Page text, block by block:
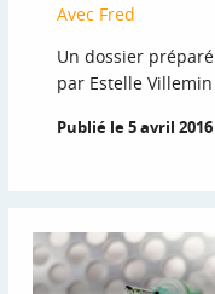
Avec Fred
Un dossier préparé
par Estelle Villemin
Publié le 5 avril 2016